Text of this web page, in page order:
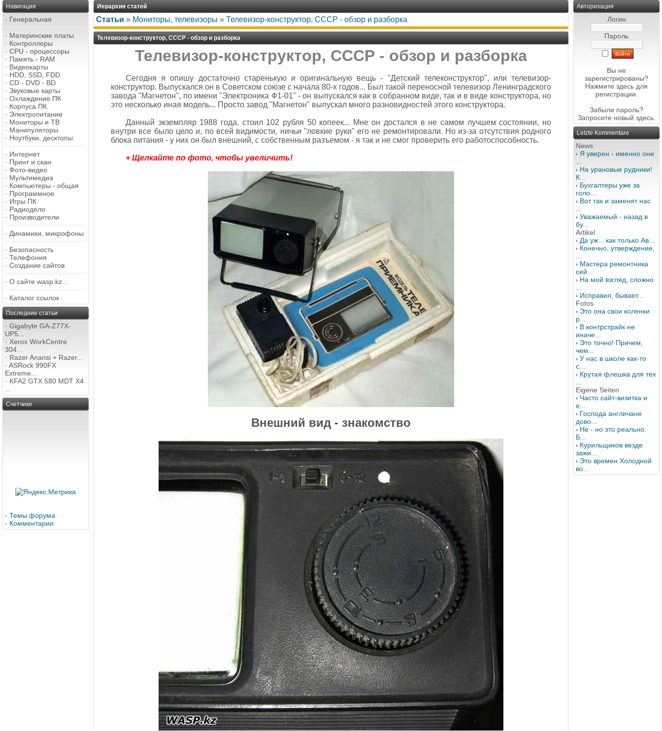
Навигация
· Генеральная
· Материнские платы
· Контроллеры
· CPU - процессоры
· Память - RAM
· Видеокарты
· HDD, SSD, FDD
· CD - DVD - BD
· Звуковые карты
· Охлаждение ПК
· Корпуса ПК
· Электропитание
· Мониторы и ТВ
· Манипуляторы
· Ноутбуки, десктопы
· Интернет
· Принт и скан
· Фото-видео
· Мультимедиа
· Компьютеры - общая
· Программное
· Игры ПК
· Радиодело
· Производители
· Динамики, микрофоны
· Безопасность
· Телефония
· Создание сайтов
· О сайте wasp.kz...
· Каталог ссылок
Последние статьи
· Gigabyte GA-Z77X-
UP5...
· Xerox WorkCentre
304...
· Razer Anansi + Razer...
· ASRock 990FX
Extreme...
· KFA2 GTX 580 MDT X4
Счетчики
- Темы форума
- Комментарии
Иерархия статей
Статьи » Мониторы, телевизоры » Телевизор-конструктор, СССР - обзор и разборка
Телевизор-конструктор, СССР - обзор и разборка
Телевизор-конструктор, СССР - обзор и разборка
Сегодня я опишу достаточно старенькую и оригинальную вещь - "Детский телеконструктор", или телевизор-
конструктор. Выпускался он в Советском союзе с начала 80-х годов... Был такой переносной телевизор Ленинградского
завода "Магнетон", по имени "Электроника Ф1-01" - он выпускался как в собранном виде, так и в виде конструктора, но
это несколько иная модель... Просто завод "Магнетон" выпускал много разновидностей этого конструктора.
Данный экземпляр 1988 года, стоил 102 рубля 50 копеек... Мне он достался в не самом лучшем состоянии, но
внутри все было цело и, по всей видимости, ничьи "ловкие руки" его не ремонтировали. Но из-за отсутствия родного
блока питания - у них он был внешний, с собственным разъемом - я так и не смог проверить его работоспособность.
+ Щелкайте по фото, чтобы увеличить!
Внешний вид - знакомство
Авторизация
Логин
Пароль
Вы не
зарегистрированы?
Нажмите здесь для
регистрации.
Забыли пароль?
Запросите новый здесь.
Letzte Kommentare
News
Я уверен - именно они
На урановые рудники!
К...
Бухгалтеры уже за
голо...
Вот так и заменят нас
Уважаемый - назад в
бу...
Artikel
Да уж... как только Ав...
Конечно, утверждение,
Мастера ремонтника
сей...
На мой взгляд, сложно
Исправил, бывает...
Fotos
Это она свои коленки
р...
В контрстрайк не
иначе...
Это точно! Причем,
чем...
У нас в школе как-то
с...
Крутая флешка для тех
Eigene Seiten
Часто сайт-визитка и
е...
Господа англичане
дово...
Не - но это реально.
Б...
Курильщиков везде
зажи...
Это времен Холодной
во...